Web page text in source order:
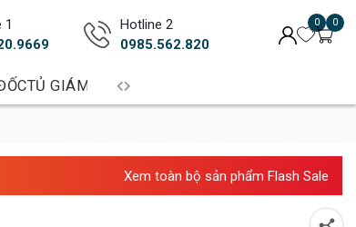
1
Hotline 2
0985.562.820
0 0
TỦ GIÁM ĐỐCBÀN TRƯỞNG PHÒNG
Xem toàn bộ sản phẩm Flash Sale